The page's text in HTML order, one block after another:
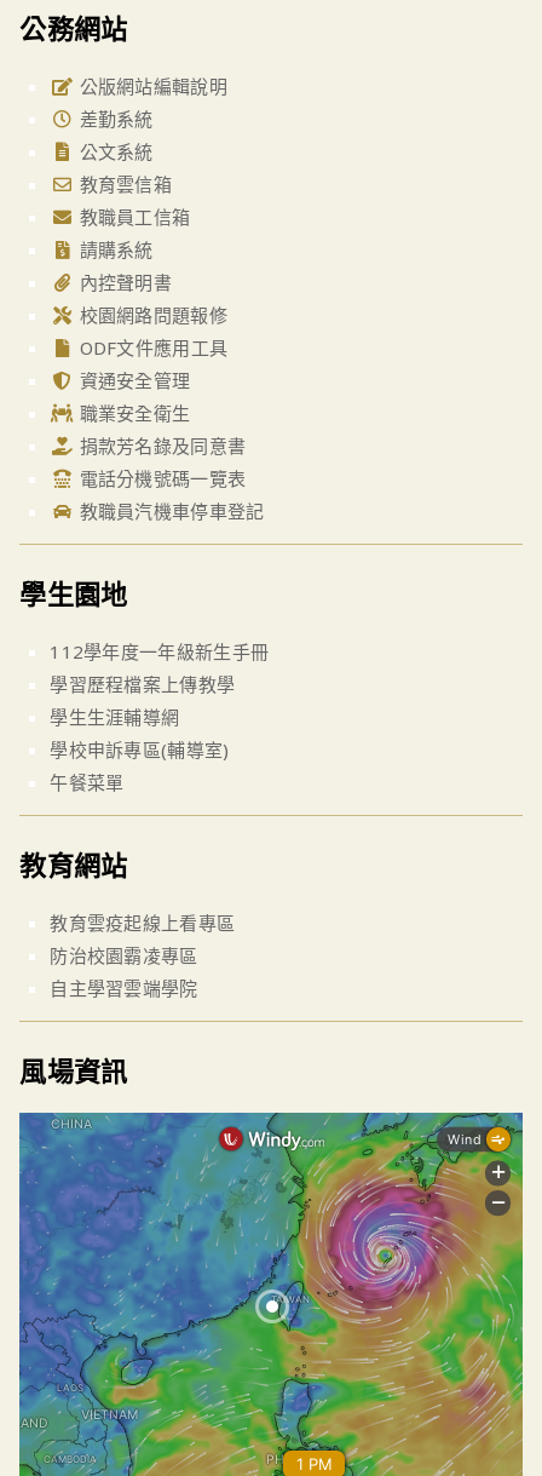
公務網站
公版網站編輯說明
差勤系統
公文系統
教育雲信箱
教職員工信箱
請購系統
內控聲明書
校園網路問題報修
ODF文件應用工具
資通安全管理
職業安全衛生
捐款芳名錄及同意書
電話分機號碼一覽表
教職員汽機車停車登記
學生園地
112學年度一年級新生手冊
學習歷程檔案上傳教學
學生生涯輔導網
學校申訴專區(輔導室)
午餐菜單
教育網站
教育雲疫起線上看專區
防治校園霸凌專區
自主學習雲端學院
風場資訊